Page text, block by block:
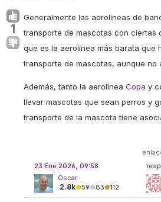
1
Generalmente las aerolíneas de
transporte de mascotas con ciertas
que es la aerolínea más barata que
transporte de mascotas, aunque no
Además, tanto la aerolínea Copa y
llevar mascotas que sean perros y
transporte de la mascota tiene
23 Ene 2026, 09:58
Óscar
2.8k●59●83●112